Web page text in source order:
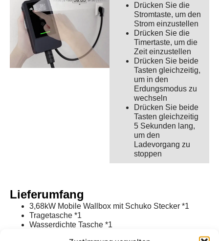
Drücken Sie die
Stromtaste, um den
Strom einzustellen
Drücken Sie die
Timertaste, um die
Zeit einzustellen
Drücken Sie beide
Tasten gleichzeitig,
um in den
Erdungsmodus zu
wechseln
Drücken Sie beide
Tasten gleichzeitig
5 Sekunden lang,
um den
Ladevorgang zu
stoppen
Lieferumfang
3,68kW Mobile Wallbox mit Schuko Stecker *1
Tragetasche *1
Wasserdichte Tasche *1